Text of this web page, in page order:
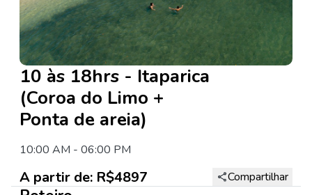
10 às 18hrs - Itaparica
(Coroa do Limo +
Ponta de areia)
10:00 AM - 06:00 PM
A partir de: R$4897 Compartilhar